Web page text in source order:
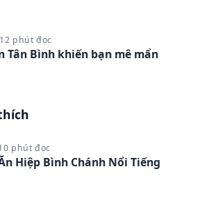
12 phút đọc
Tân Bình khiến bạn mê mẩn
phút đọc
Hiệp Bình Chánh Nổi Tiếng